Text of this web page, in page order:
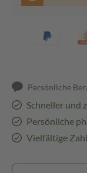
Persönliche
Schneller und
Persönliche
Vielfältige